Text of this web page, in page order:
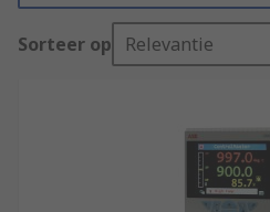
Sorteer op Relevantie